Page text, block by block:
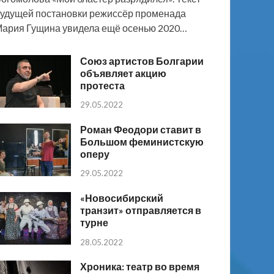
постановки режиссёр променада
Гущина увидела ещё осенью 2020…
Союз артистов Болгарии
объявляет акцию
протеста
29.05.2022
Роман Феодори ставит в
Большом феминистскую
оперу
29.05.2022
«Новосибирский
транзит» отправляется в
турне
28.05.2022
Хроника: театр во время